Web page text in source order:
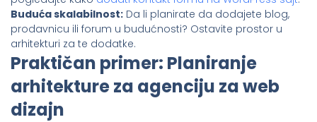
Buduća skalabilnost: Da li planirate da dodajete blog,
prodavnicu ili forum u budućnosti? Ostavite prostor u
arhitekturi za te dodatke.
Praktičan primer: Planiranje
arhitekture za agenciju za web
dizajn